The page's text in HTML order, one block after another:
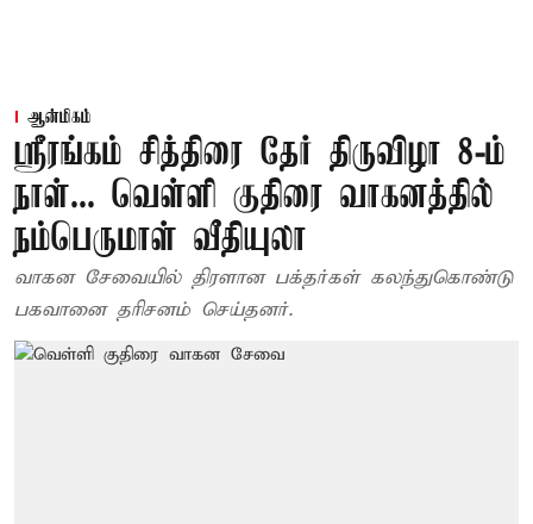
ஆன்மிகம்
ஸ்ரீரங்கம் சித்திரை தேர் திருவிழா 8-ம்
நாள்... வெள்ளி குதிரை வாகனத்தில்
நம்பெருமாள் வீதியுலா
வாகன சேவையில் திரளான பக்தர்கள் கலந்துகொண்டு
பகவானை தரிசனம் செய்தனர்.